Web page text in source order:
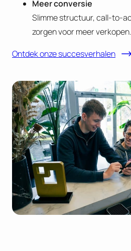
Meer conversie
Slimme structuur, call-to-
zorgen voor meer verkopen.
Ontdek onze succesverhalen